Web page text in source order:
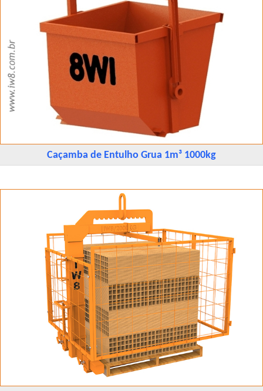
Caçamba de Entulho Grua 1m³ 1000kg